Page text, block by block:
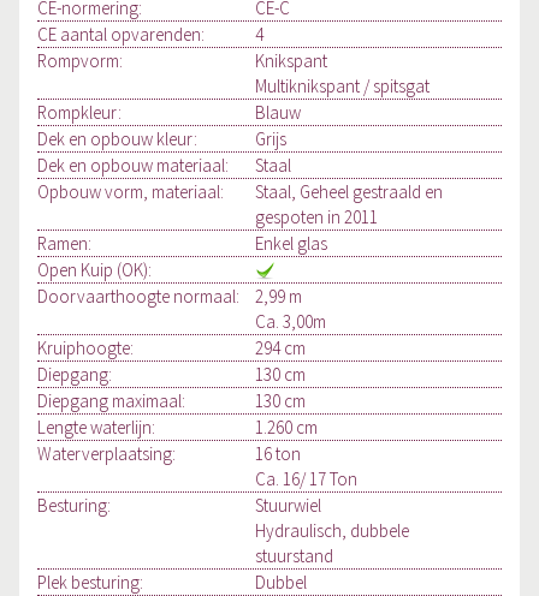
CE-normering:
CE-C
CE aantal opvarenden:
4
Rompvorm:
Knikspant
Multiknikspant / spitsgat
Rompkleur:
Blauw
Dek en opbouw kleur:
Grijs
Dek en opbouw materiaal:
Staal
Opbouw vorm, materiaal:
Staal, Geheel gestraald en
gespoten in 2011
Ramen:
Enkel glas
Open Kuip (OK):
Doorvaarthoogte normaal:
2,99 m
Ca. 3,00m
Kruiphoogte:
294 cm
Diepgang:
130 cm
Diepgang maximaal:
130 cm
Lengte waterlijn:
1.260 cm
Waterverplaatsing:
16 ton
Ca. 16/ 17 Ton
Besturing:
Stuurwiel
Hydraulisch, dubbele
stuurstand
Plek besturing:
Dubbel